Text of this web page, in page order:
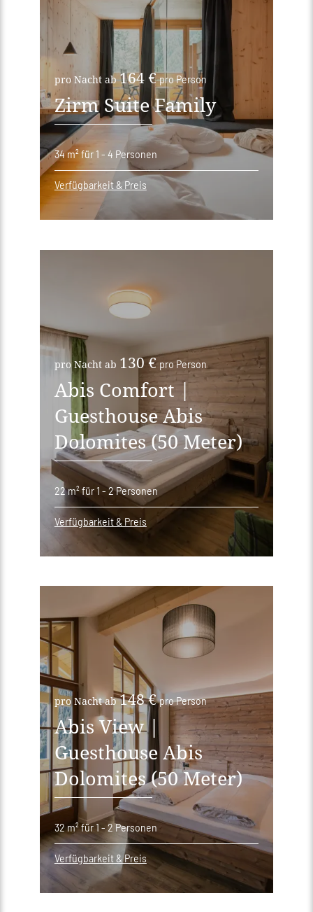
pro Nacht ab164 € pro Person
Zirm Suite Family
34 m²für 1 - 4 Personen
Verfügbarkeit & Preis
pro Nacht ab 130 € pro Person
Abis Comfort |
Guesthouse Abis
Dolomites (50 Meter)
22 m²für 1 - 2 Personen
Verfügbarkeit & Preis
pro Nacht ab148 € pro Person
Abis View |
Guesthouse Abis
Dolomites (50 Meter)
32 m²für 1 - 2 Personen
Verfügbarkeit & Preis